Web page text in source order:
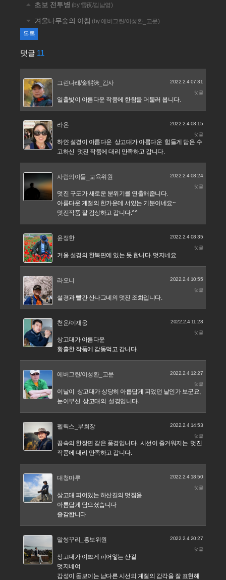
초보 전투병 (by 雪夜/김남영)
겨울나무숲의 아침 (by 에버그린/이성환_고문)
목록
댓글 11
그린나래/金熙洙_감사 2022.2.4 07:31
댓글
일출빛이 아름다운 작품에 한참을 머물러 봅니다.
라온 2022.2.4 08:15
댓글
하얀 설경이 아름다운 상고대가 아름다운 힘들게 담은 수
고하신 멋진 작품에 대리 만족하고 갑니다.
사람의아들_교육위원 2022.2.4 08:24
댓글
멋진 구도가 새로운 분위기를 연출해줍니다.
아름다운 계절의 한가운데 서있는 기분이네요~
멋진작품 잘 감상하고 갑니다.^^
윤정한 2022.2.4 08:35
댓글
겨울 설경의 한복판에 있는 듯 합니다. 멋지네요
라오니 2022.2.4 10:55
댓글
설경과 빨간 산나그네의 멋진 조화입니다.
천운/이재웅 2022.2.4 11:28
댓글
상고대가 아름다운
황홀한 작품에 감동먹고 갑니다.
에버그린/이성환_고문 2022.2.4 12:27
댓글
이날이 상고대가 상당히 아릅답게 피었던 날인가 보군요,
눈이부신 상고대의 설경입니다.
펠릭스_부회장 2022.2.4 14:53
댓글
끔속의 한장면 같은 풍경입니다. 시선이 즐거워지는 멋진
작품에 대리 만족하고 갑니다.
대청마루 2022.2.4 18:50
댓글
상고대 피어있는 하산길의 멋짐을
아름답게 담으셨습니다
즐감합니다
말썽꾸리_홍보위원 2022.2.4 20:27
댓글
상고대가 이쁘게 피어잏는 산길
멋지네여
감성이 돋보이는 남다른 시선의 계절의 감각을 잘 표현해